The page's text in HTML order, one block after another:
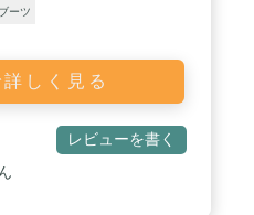
ーツ
しく見る
レビューを書く